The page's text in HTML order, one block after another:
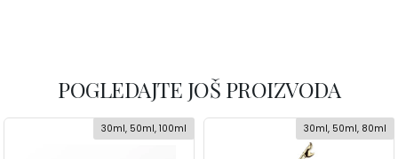
POGLEDAJTE JOŠ PROIZVODA
30ml, 50ml, 100ml 30ml, 50ml, 80ml